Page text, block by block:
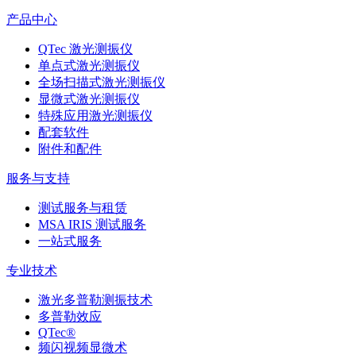
产品中心
QTec 激光测振仪
单点式激光测振仪
全场扫描式激光测振仪
显微式激光测振仪
特殊应用激光测振仪
配套软件
附件和配件
服务与支持
测试服务与租赁
MSA IRIS 测试服务
一站式服务
专业技术
激光多普勒测振技术
多普勒效应
QTec®
频闪视频显微术